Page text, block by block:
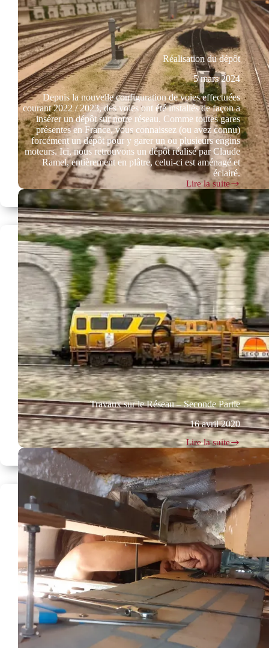
Réalisation du dépôt
5 mars 2024
Depuis la nouvelle configuration de voies effectuées
courant 2022 / 2023, des voies ont été installés de façon a
insérer un dépôt sur notre réseau. Comme toutes gares
présentes en France, vous connaissez (ou avez connu)
forcément un dépôt pour y garer un ou plusieurs engins
moteurs. Ici, nous retrouvons un dépôt réalisé par Claude
Ramel, entièrement en plâtre, celui-ci est aménagé et
éclairé.
Lire la suite
Réalisation
du
dépôt
Travaux sur le Réseau – Seconde Partie
16 avril 2020
Lire la suite
Travaux
sur
le
Réseau
–
Seconde
Partie